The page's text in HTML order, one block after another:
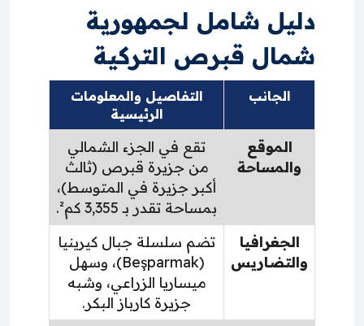
دليل شامل لجمهورية
شمال قبرص التركية
الجانب
التفاصيل والمعلومات
الرئيسية
الموقع
والمساحة
تقع في الجزء الشمالي
من جزيرة قبرص (ثالث
أكبر جزيرة في المتوسط)،
بمساحة تقدر بـ 3,355 كم².
الجغرافيا
والتضاريس
تضم سلسلة جبال كيرينيا
(Beşparmak)، وسهل
ميساريا الزراعي، وشبه
جزيرة كارباز البكر.